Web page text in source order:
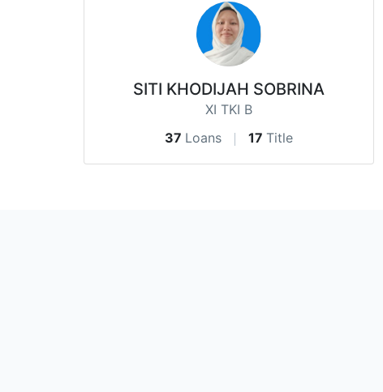
SITI KHODIJAH SOBRINA
XI TKI B
37 Loans 17 Title